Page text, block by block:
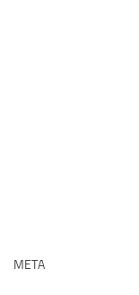
META